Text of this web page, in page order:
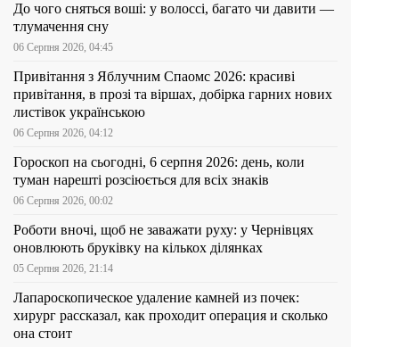
До чого сняться воші: у волоссі, багато чи давити —
тлумачення сну
06 Серпня 2026, 04:45
Привітання з Яблучним Спаомс 2026: красиві
привітання, в прозі та віршах, добірка гарних нових
листівок українською
06 Серпня 2026, 04:12
Гороскоп на сьогодні, 6 серпня 2026: день, коли
туман нарешті розсіюється для всіх знаків
06 Серпня 2026, 00:02
Роботи вночі, щоб не заважати руху: у Чернівцях
оновлюють бруківку на кількох ділянках
05 Серпня 2026, 21:14
Лапароскопическое удаление камней из почек:
хирург рассказал, как проходит операция и сколько
она стоит